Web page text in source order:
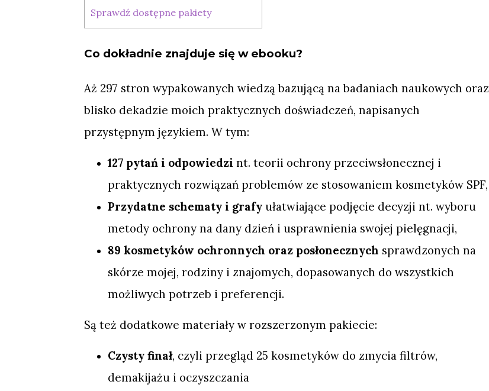
Sprawdź dostępne pakiety
Co dokładnie znajduje się w ebooku?
Aż 297 stron wypakowanych wiedzą bazującą na badaniach naukowych oraz
blisko dekadzie moich praktycznych doświadczeń, napisanych
przystępnym językiem. W tym:
127 pytań i odpowiedzi nt. teorii ochrony przeciwsłonecznej i
praktycznych rozwiązań problemów ze stosowaniem kosmetyków SPF,
Przydatne schematy i grafy ułatwiające podjęcie decyzji nt. wyboru
metody ochrony na dany dzień i usprawnienia swojej pielęgnacji,
89 kosmetyków ochronnych oraz posłonecznych sprawdzonych na
skórze mojej, rodziny i znajomych, dopasowanych do wszystkich
możliwych potrzeb i preferencji.
Są też dodatkowe materiały w rozszerzonym pakiecie:
Czysty finał, czyli przegląd 25 kosmetyków do zmycia filtrów,
demakijażu i oczyszczania